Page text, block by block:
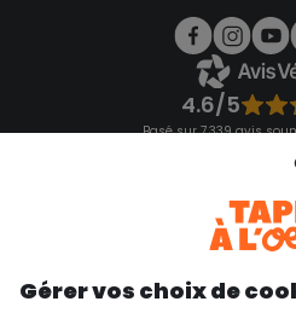
4.6/5
Basé sur 7 339 avis
Consulter
Gérer vos choix de